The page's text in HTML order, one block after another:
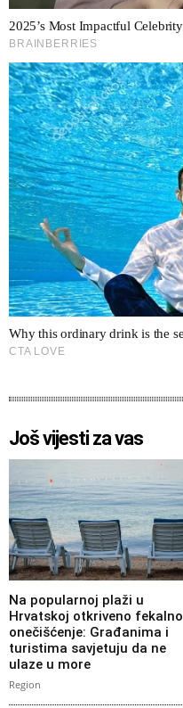
Još vijesti za vas
Na popularnoj plaži u
Hrvatskoj otkriveno fekalno
onečišćenje: Građanima i
turistima savjetuju da ne
ulaze u more
Region